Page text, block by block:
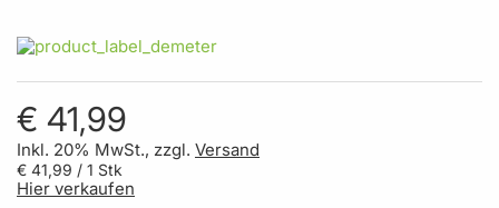
€ 41,99
Inkl. 20% MwSt., zzgl. Versand
€ 41,99 / 1 Stk
Hier verkaufen